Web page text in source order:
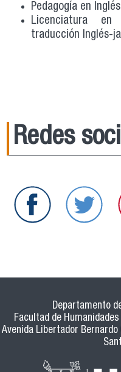
Pedagogía en Inglés
Licenciatura
traducción Inglés-
Redes
Departamento
Facultad de
Avenida Libertador Bernardo